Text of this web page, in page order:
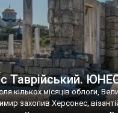
Таврійський.
кількох місяців облоги,
захопив Херсонес,